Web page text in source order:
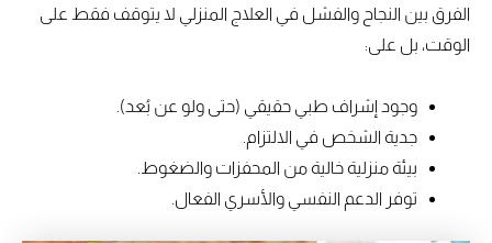
الفرق بين النجاح والفشل في العلاج المنزلي لا يتوقف فقط على
الوقت، بل على:
وجود إشراف طبي حقيقي (حتى ولو عن بُعد).
جدية الشخص في الالتزام.
بيئة منزلية خالية من المحفزات والضغوط.
توفر الدعم النفسي والأسري الفعال.